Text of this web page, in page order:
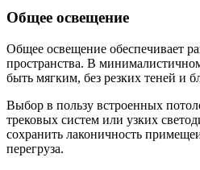
Общее освещение
Общее освещение обеспечивает
пространства. В
быть мягким, без резких теней и
Выбор в пользу встроенных
трековых систем или узких
сохранить лаконичность
перегруза.